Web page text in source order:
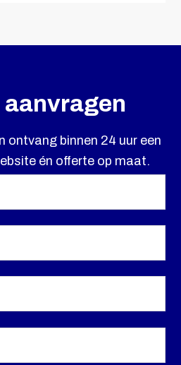
ontvang binnen 24 uur een
én offerte op maat.